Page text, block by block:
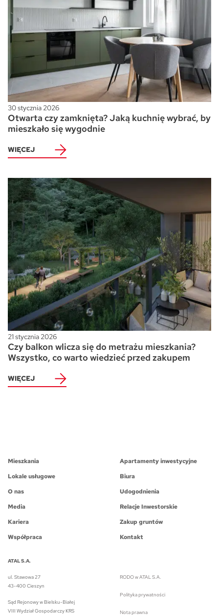
30 stycznia 2026
Otwarta czy zamknięta? Jaką kuchnię wybrać, by
mieszkało się wygodnie
WIĘCEJ
21 stycznia 2026
Czy balkon wlicza się do metrażu mieszkania?
Wszystko, co warto wiedzieć przed zakupem
WIĘCEJ
Mieszkania
Apartamenty inwestycyjne
Lokale usługowe
Biura
O nas
Udogodnienia
Media
Relacje Inwestorskie
Kariera
Zakup gruntów
Współpraca
Kontakt
ATAL S.A.
ul. Stawowa 27
43-400 Cieszyn
Sąd Rejonowy w Bielsku-Białej
VIII Wydział Gospodarczy KRS
RODO w ATAL S.A.
Polityka prywatności
Nota prawna